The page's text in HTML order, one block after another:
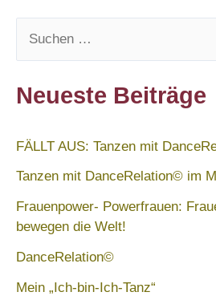
u
c
e
a
c
Neueste Beiträge
FÄLLT AUS: Tanzen mit
Tanzen mit DanceRelation© im
Frauenpower- Powerfrauen:
bewegen die Welt!
DanceRelation©
Mein „Ich-bin-Ich-Tanz“